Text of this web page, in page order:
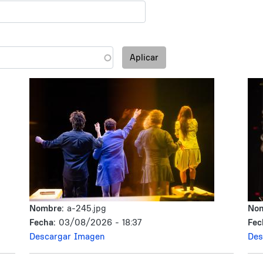
Aplicar
Nombre: a-245.jpg
Fecha: 03/08/2026 - 18:37
Descargar Imagen